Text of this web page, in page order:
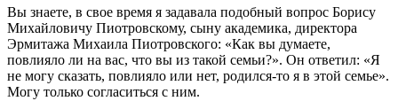
Вы знаете, в свое время я задавала подобный вопрос Борису
Михайловичу Пиотровскому, сыну академика, директора
Эрмитажа Михаила Пиотровского: «Как вы думаете,
повлияло ли на вас, что вы из такой семьи?». Он ответил: «Я
не могу сказать, повлияло или нет, родился-то я в этой семье».
Могу только согласиться с ним.